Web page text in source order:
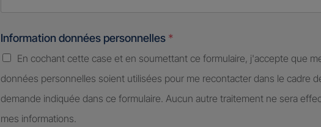
Information données personnelles *
En cochant cette case et en soumettant ce formulaire, j'accepte que
données personnelles soient utilisées pour me recontacter dans le cadre
demande indiquée dans ce formulaire. Aucun autre traitement ne sera
mes informations.